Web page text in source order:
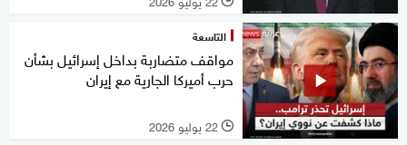
التاسعة
مواقف متضاربة بداخل إسرائيل بشأن
حرب أميركا الجارية مع إيران
l 22 يوليو 2026